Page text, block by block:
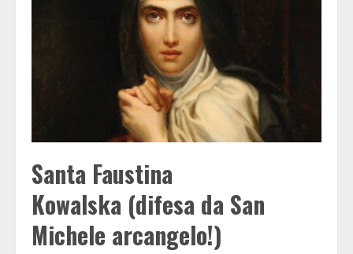
Santa Faustina
Kowalska (difesa da San
Michele arcangelo!)